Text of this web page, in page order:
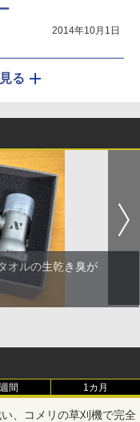
2014年10月1日
る
オルの生乾き臭が
間 1カ月
、コメリの草刈機で完全